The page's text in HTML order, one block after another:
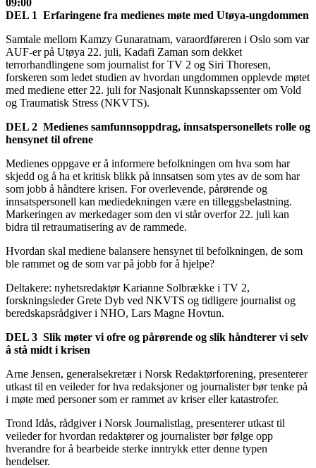
DEL 1 Erfaringene fra medienes møte med Utøya-ungdommen
Samtale mellom Kamzy Gunaratnam, varaordføreren i Oslo som var
AUF-er på Utøya 22. juli, Kadafi Zaman som dekket
terrorhandlingene som journalist for TV 2 og Siri Thoresen,
forskeren som ledet studien av hvordan ungdommen opplevde møtet
med mediene etter 22. juli for Nasjonalt Kunnskapssenter om Vold
og Traumatisk Stress (NKVTS).
DEL 2 Medienes samfunnsoppdrag, innsatspersonellets rolle og
hensynet til ofrene
Medienes oppgave er å informere befolkningen om hva som har
skjedd og å ha et kritisk blikk på innsatsen som ytes av de som har
som jobb å håndtere krisen. For overlevende, pårørende og
innsatspersonell kan mediedekningen være en tilleggsbelastning.
Markeringen av merkedager som den vi står overfor 22. juli kan
bidra til retraumatisering av de rammede.
Hvordan skal mediene balansere hensynet til befolkningen, de som
ble rammet og de som var på jobb for å hjelpe?
Deltakere: nyhetsredaktør Karianne Solbrække i TV 2,
forskningsleder Grete Dyb ved NKVTS og tidligere journalist og
beredskapsrådgiver i NHO, Lars Magne Hovtun.
DEL 3 Slik møter vi ofre og pårørende og slik håndterer vi selv
å stå midt i krisen
Arne Jensen, generalsekretær i Norsk Redaktørforening, presenterer
utkast til en veileder for hva redaksjoner og journalister bør tenke på
i møte med personer som er rammet av kriser eller katastrofer.
Trond Idås, rådgiver i Norsk Journalistlag, presenterer utkast til
veileder for hvordan redaktører og journalister bør følge opp
hverandre for å bearbeide sterke inntrykk etter denne typen
hendelser.